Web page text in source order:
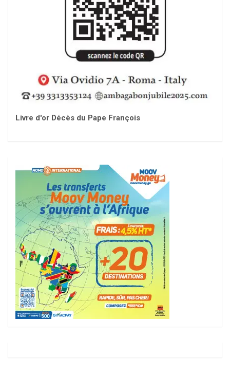
Livre d'or Décès du Pape François